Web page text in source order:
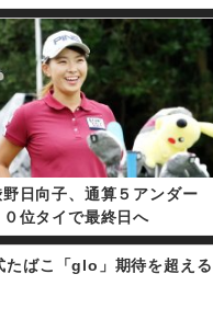
野日向子、通算５アンダー
０位タイで最終日へ
たばこ「glo」期待を超える